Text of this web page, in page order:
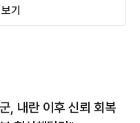
기
, 내란 이후 신뢰 회복